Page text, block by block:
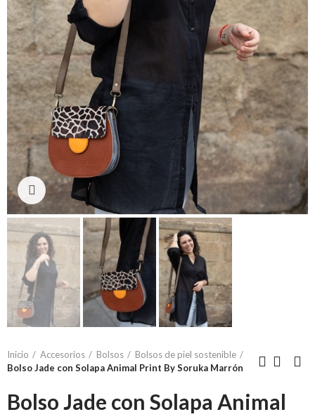
Ampliar
Inicio Accesorios Bolsos
Bolsos de piel sostenible
Bolso Jade con Solapa Animal Print By Soruka Marrón
Bolso Jade con Solapa Animal